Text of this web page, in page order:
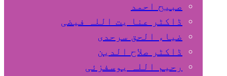
صبیح احمد
ڈاکٹر عنا یت اللہ فیضی
ضیاء الحق سرحدی
ڈاکٹر صلاح الدین
رحیم اللہ یوسفزئی